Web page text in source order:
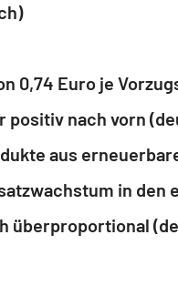
0,74 Euro je
positiv nach vorn
aus
in den
überproportional